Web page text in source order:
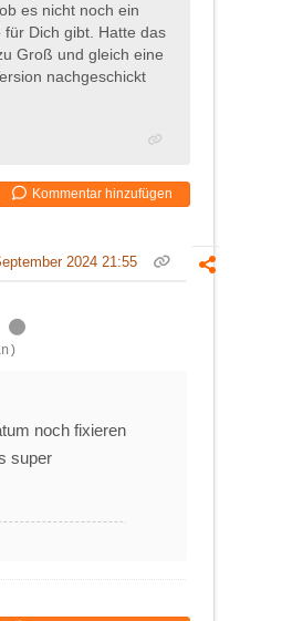
es nicht noch ein
für Dich gibt. Hatte das
Groß und gleich eine
nachgeschickt
Kommentar hinzufügen
2024 21:55
noch fixieren
super